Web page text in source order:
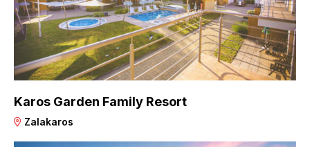
Karos Garden Family Resort
Zalakaros